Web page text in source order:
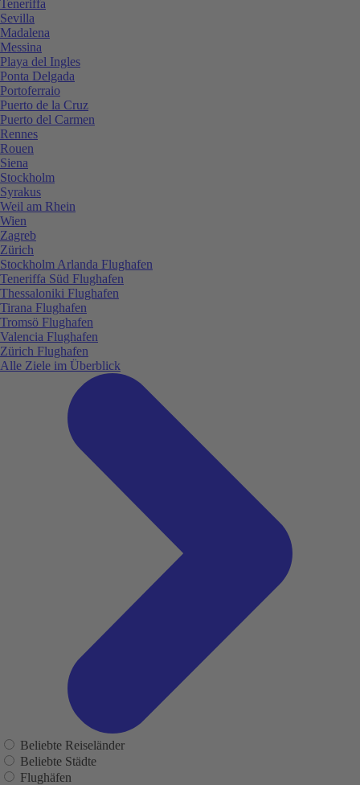
Teneriffa
Sevilla
Madalena
Messina
Playa del Ingles
Ponta Delgada
Portoferraio
Puerto de la Cruz
Puerto del Carmen
Rennes
Rouen
Siena
Stockholm
Syrakus
Weil am Rhein
Wien
Zagreb
Zürich
Stockholm Arlanda Flughafen
Teneriffa Süd Flughafen
Thessaloniki Flughafen
Tirana Flughafen
Tromsö Flughafen
Valencia Flughafen
Zürich Flughafen
Alle Ziele im Überblick
Beliebte Reiseländer
Beliebte Städte
Flughäfen